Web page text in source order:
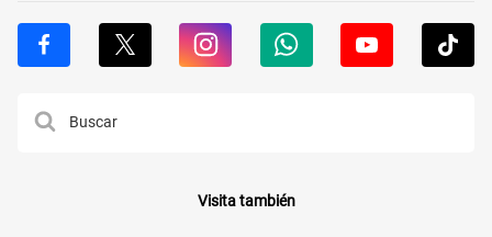
Visita también